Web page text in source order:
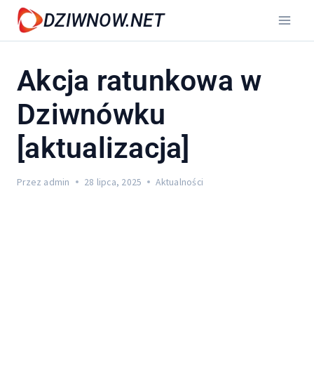
Przejdź
treści
DZIWNOW.NET
Akcja ratunkowa w
Dziwnówku
[aktualizacja]
Przez admin 28 lipca, 2025 Aktualności